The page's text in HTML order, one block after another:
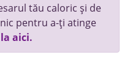
tău caloric și de
pentru a-ți atinge
aici.